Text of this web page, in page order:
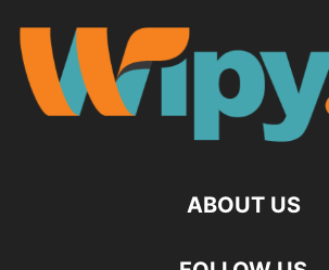
ABOUT US